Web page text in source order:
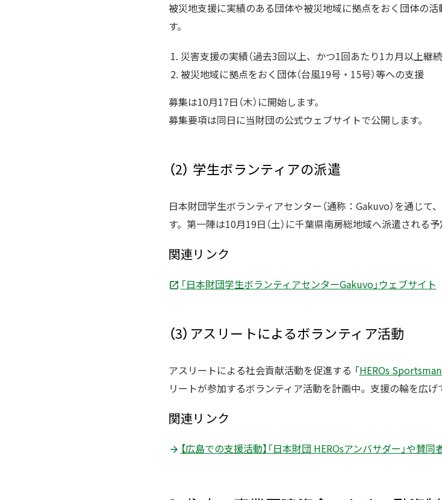
被災地支援に実績のある団体や被災地域に拠点をおく団体の
す。
災害支援の実績（過去3回以上、かつ1回あたり1カ月以上継
被災地域に拠点をおく団体（台風19号・15号）等への支援
募集は10月17日（木）に開始します。
募集要項は同日に当財団の公式ウェブサイトで公開します。
（2） 学生ボランティアの派遣
日本財団学生ボランティアセンター（通称：Gakuvo）を通じ
す。第一陣は10月19日（土）に千葉県南房総地域へ派遣される予
関連リンク
「日本財団学生ボランティアセンターGakuvo」ウェブサイト
（3）アスリートによるボランティア活動
アスリートによる社会貢献活動を促進する 「HEROs
リートが参加するボランティア活動を計画中。支援の輪を広げ
関連リンク
【広島での支援活動】「日本財団 HEROsアンバサダー」や